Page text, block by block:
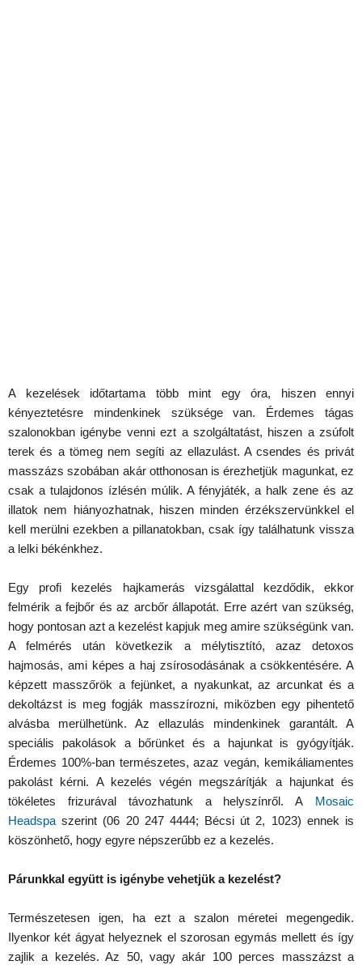
A kezelések időtartama több mint egy óra, hiszen ennyi
kényeztetésre mindenkinek szüksége van. Érdemes tágas
szalonokban igénybe venni ezt a szolgáltatást, hiszen a zsúfolt
terek és a tömeg nem segíti az ellazulást. A csendes és privát
masszázs szobában akár otthonosan is érezhetjük magunkat, ez
csak a tulajdonos ízlésén múlik. A fényjáték, a halk zene és az
illatok nem hiányozhatnak, hiszen minden érzékszervünkkel el
kell merülni ezekben a pillanatokban, csak így találhatunk vissza
a lelki békénkhez.
Egy profi kezelés hajkamerás vizsgálattal kezdődik, ekkor
felmérik a fejbőr és az arcbőr állapotát. Erre azért van szükség,
hogy pontosan azt a kezelést kapjuk meg amire szükségünk van.
A felmérés után következik a mélytisztító, azaz detoxos
hajmosás, ami képes a haj zsírosodásának a csökkentésére. A
képzett masszőrök a fejünket, a nyakunkat, az arcunkat és a
dekoltázst is meg fogják masszírozni, miközben egy pihentető
alvásba merülhetünk. Az ellazulás mindenkinek garantált. A
speciális pakolások a bőrünket és a hajunkat is gyógyítják.
Érdemes 100%-ban természetes, azaz vegán, kemikáliamentes
pakolást kérni. A kezelés végén megszárítják a hajunkat és
tökéletes frizurával távozhatunk a helyszínről. A Mosaic
Headspa szerint (06 20 247 4444; Bécsi út 2, 1023) ennek is
köszönhető, hogy egyre népszerűbb ez a kezelés.
Párunkkal együtt is igénybe vehetjük a kezelést?
Természetesen igen, ha ezt a szalon méretei megengedik.
Ilyenkor két ágyat helyeznek el szorosan egymás mellett és így
zajlik a kezelés. Az 50, vagy akár 100 perces masszázst a